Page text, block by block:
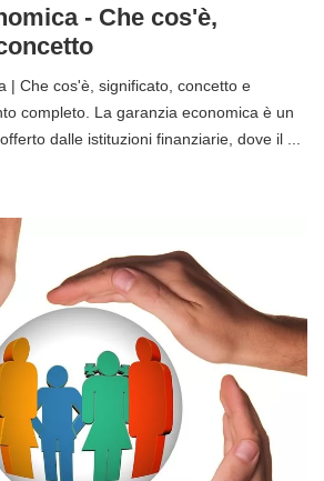
- Che cos'è,
| Che cos'è, significato, concetto e
completo. La garanzia economica è un
dalle istituzioni finanziarie, dove il ...